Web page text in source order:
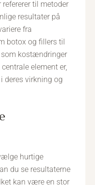
til metoder
resultater på
fra
botox og fillers til
som kostændringer
element er,
deres virkning og
hurtige
du se resultaterne
kan være en stor